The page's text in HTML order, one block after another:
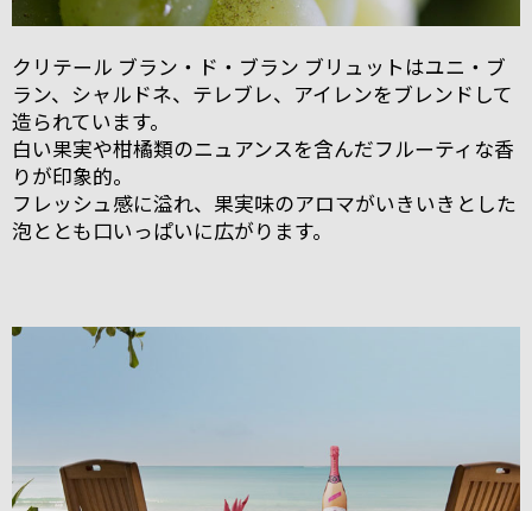
クリテール ブラン・ド・ブラン ブリュットはユニ・ブ
ラン、シャルドネ、テレブレ、アイレンをブレンドして
造られています。
白い果実や柑橘類のニュアンスを含んだフルーティな香
りが印象的。
フレッシュ感に溢れ、果実味のアロマがいきいきとした
泡ととも口いっぱいに広がります。